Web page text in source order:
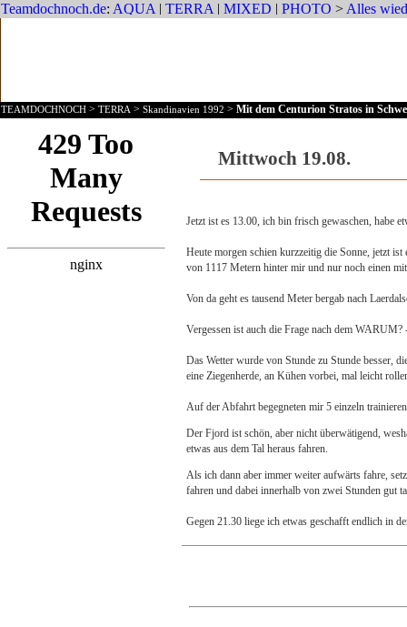
TEAMDOCHNOCH > TERRA > Skandinavien 1992 > Mit dem Centurion Stratos in
Mittwoch 19.08.
Jetzt ist es 13.00, ich bin frisch gewaschen, habe
Heute morgen schien kurzzeitig die Sonne, jetzt
von 1117 Metern hinter mir und nur noch einen
Von da geht es tausend Meter bergab nach
Vergessen ist auch die Frage nach dem
Das Wetter wurde von Stunde zu Stunde besser,
eine Ziegenherde, an Kühen vorbei, mal leicht
Auf der Abfahrt begegneten mir 5 einzeln
Der Fjord ist schön, aber nicht überwätigend,
etwas aus dem Tal heraus fahren.
Als ich dann aber immer weiter aufwärts fahre,
fahren und dabei innerhalb von zwei Stunden gut
Gegen 21.30 liege ich etwas geschafft endlich in